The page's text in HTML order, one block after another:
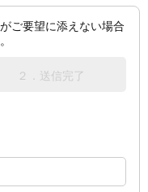
ご要望に添えない場合
２．送信完了